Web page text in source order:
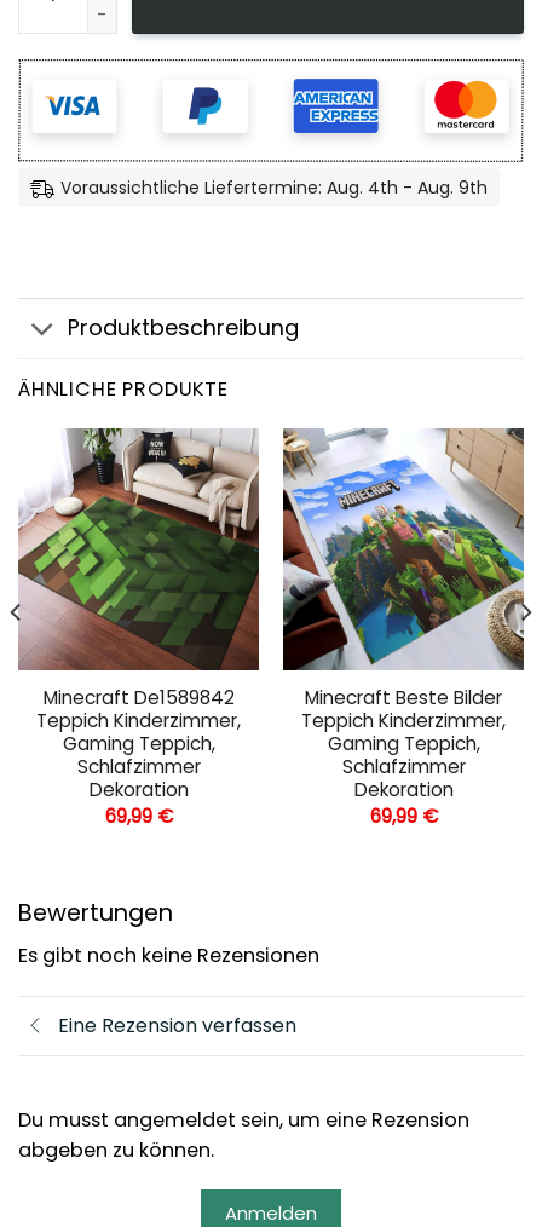
Voraussichtliche Liefertermine: Aug. 4th - Aug. 9th
Produktbeschreibung
ÄHNLICHE PRODUKTE
Minecraft De1589842
Teppich Kinderzimmer,
Gaming Teppich,
Schlafzimmer
Dekoration
69,99 €
Minecraft Beste Bilder
Teppich Kinderzimmer,
Gaming Teppich,
Schlafzimmer
Dekoration
69,99 €
Bewertungen
Es gibt noch keine Rezensionen
Eine Rezension verfassen
Du musst angemeldet sein, um eine Rezension
abgeben zu können.
Anmelden